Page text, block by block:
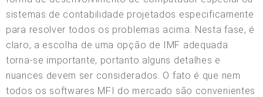
sistemas de contabilidade projetados especificamente
para resolver todos os problemas acima. Nesta fase, é
claro, a escolha de uma opção de IMF adequada
torna-se importante, portanto alguns detalhes e
nuances devem ser considerados. O fato é que nem
todos os softwares MFI do mercado são convenientes